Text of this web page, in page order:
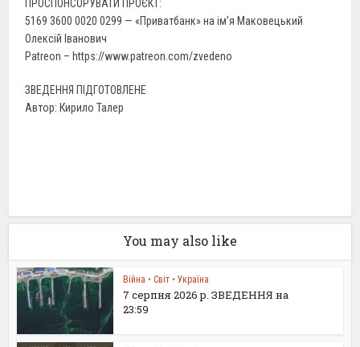
ПРОСПОНСОРУВАТИ ПРОЄКТ:
5169 3600 0020 0299 — «Приватбанк» на ім’я Маковецький
Олексій Іванович
Patreon – https://www.patreon.com/zvedeno
ЗВЕДЕННЯ ПІДГОТОВЛЕНЕ
Автор: Кирило Талер
You may also like
Війна • Світ • Україна
7 серпня 2026 р. ЗВЕДЕННЯ на
23:59